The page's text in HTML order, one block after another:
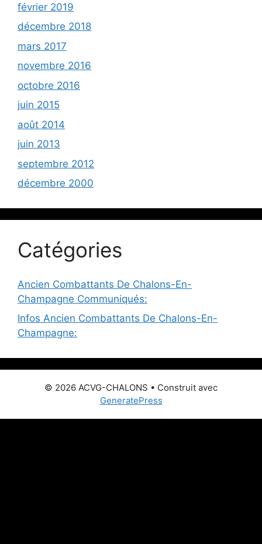
février 2019
décembre 2018
mars 2017
novembre 2016
octobre 2016
juin 2015
août 2014
juin 2013
septembre 2012
décembre 2000
Catégories
Ancien Combattants De Chalons-En-
Champagne Communiqués:
Infos Ancien Combattants De Chalons-En-
Champagne:
© 2026 ACVG-CHALONS • Construit avec
GeneratePress